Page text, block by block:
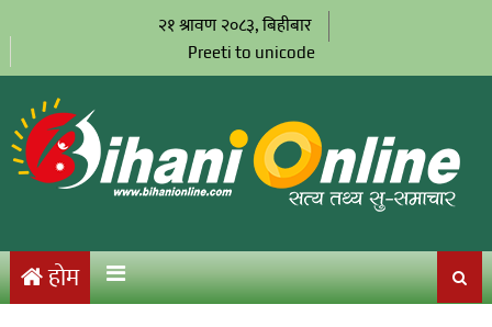
२१ श्रावण २०८३, बिहीबार
Preeti to unicode
होम